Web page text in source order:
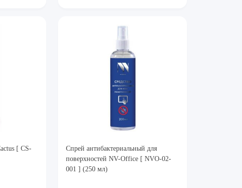
[ CS-
Спрей антибактериальный для
поверхностей NV-Office [ NVO-02-
001 ] (250 мл)